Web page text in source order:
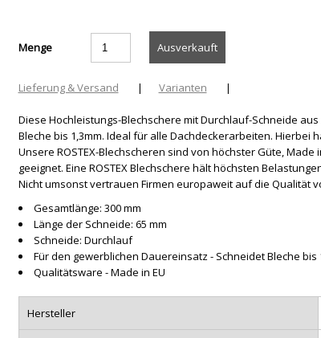
Menge
Lieferung & Versand | Varianten |
Diese Hochleistungs-Blechschere mit Durchlauf-Schneide
Bleche bis 1,3mm. Ideal für alle Dachdeckerarbeiten. Hierbei
Unsere ROSTEX-Blechscheren sind von höchster Güte,
geeignet. Eine ROSTEX Blechschere hält höchsten
Nicht umsonst vertrauen Firmen europaweit auf die Qualität
Gesamtlänge: 300 mm
Länge der Schneide: 65 mm
Schneide: Durchlauf
Für den gewerblichen Dauereinsatz - Schneidet Bleche bis
Qualitätsware - Made in EU
Hersteller